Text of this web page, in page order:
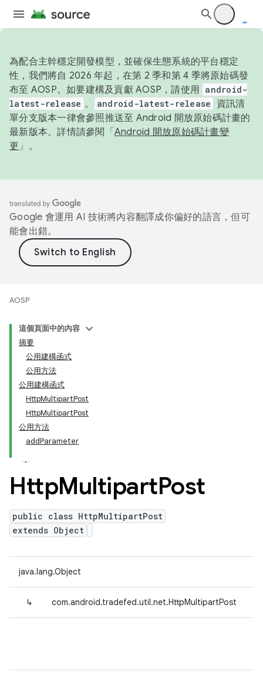
為配合主幹穩定開發模型，並確保生態系統的平台穩定
性，我們將自 2026 年起，在第 2 季和第 4 季將原始碼發
布至 AOSP。如要建構及貢獻 AOSP，請使用 android-
latest-release 。 android-latest-release
資訊清
單分支版本一律會參照推送至 Android 開放原始碼計畫的
最新版本。詳情請參閱「 Android 開放原始碼計畫變
更 」。
Google 會運用 AI 技術將內容翻譯成你偏好的語言，但可
能會出錯。
AOSP
這個頁面中的內容
摘要
公用建構函式
公用方法
公用建構函式
HttpMultipartPost
HttpMultipartPost
公用方法
addParameter
HttpMultipartPost
public class HttpMultipartPost
extends Object
java.lang.Object
↳ com.android.tradefed.util.net.HttpMultipartPost